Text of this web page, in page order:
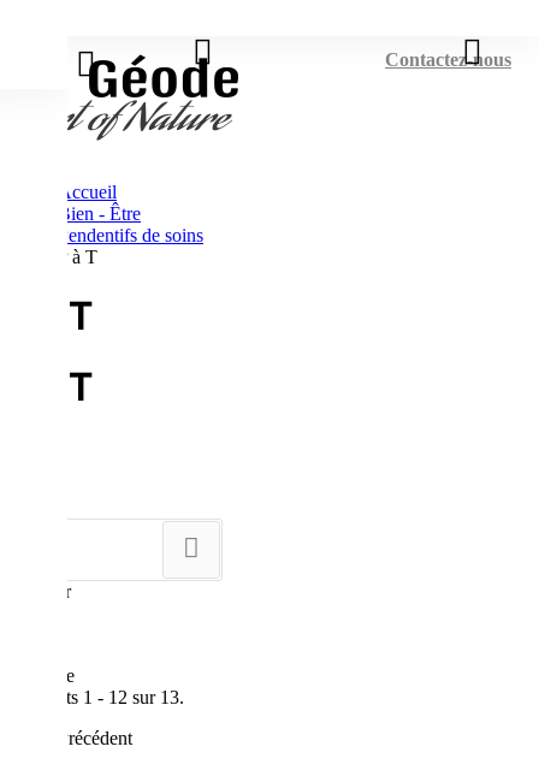
Contactez-nous
Accueil
Bien - Être
Pendentifs de soins
P à T
P à T
P à T
Montrer
par page
Résultats 1 - 12 sur 13.
Précédent